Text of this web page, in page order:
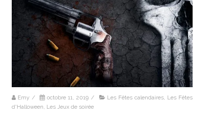
Emy / octobre 11, 2019 / Les Fêtes calendaires, Les Fêtes
d'Halloween, Les Jeux de soirée